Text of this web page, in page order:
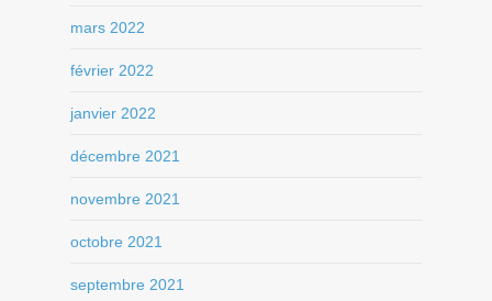
mars 2022
février 2022
janvier 2022
décembre 2021
novembre 2021
octobre 2021
septembre 2021